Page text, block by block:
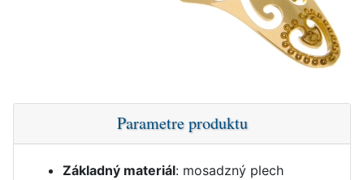
Parametre produktu
Základný materiál: mosadzný plech